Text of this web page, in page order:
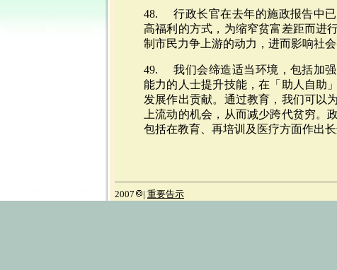
48. 行政长官在去年的施政报告中已
高福利的方式，为缩窄贫富差距而进
制市民力争上游的动力，进而影响社
49. 我们会缔造适当环境，包括加
能力的人士提升技能，在「助人自助
发展作出贡献。通过教育，我们可以
上流动的机会，从而减少跨代贫穷。
包括在教育、再培训及医疗方面作出长
2007 | 重要告示